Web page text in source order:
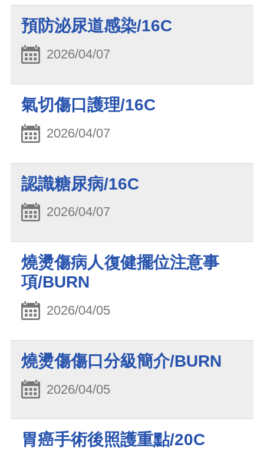
預防泌尿道感染/16C
2026/04/07
氣切傷口護理/16C
2026/04/07
認識糖尿病/16C
2026/04/07
燒燙傷病人復健擺位注意事
項/BURN
2026/04/05
燒燙傷傷口分級簡介/BURN
2026/04/05
胃癌手術後照護重點/20C